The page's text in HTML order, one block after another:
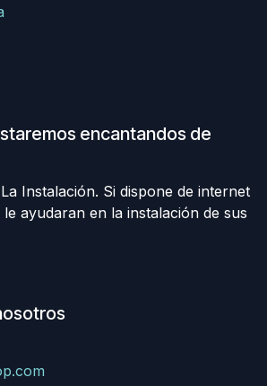
encantandos de
Instalación. Si dispone de internet
ayudaran en la instalación de sus